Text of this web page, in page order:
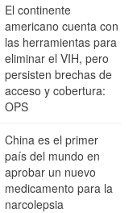
El continente
americano cuenta con
las herramientas para
eliminar el VIH, pero
persisten brechas de
acceso y cobertura:
OPS
China es el primer
país del mundo en
aprobar un nuevo
medicamento para la
narcolepsia